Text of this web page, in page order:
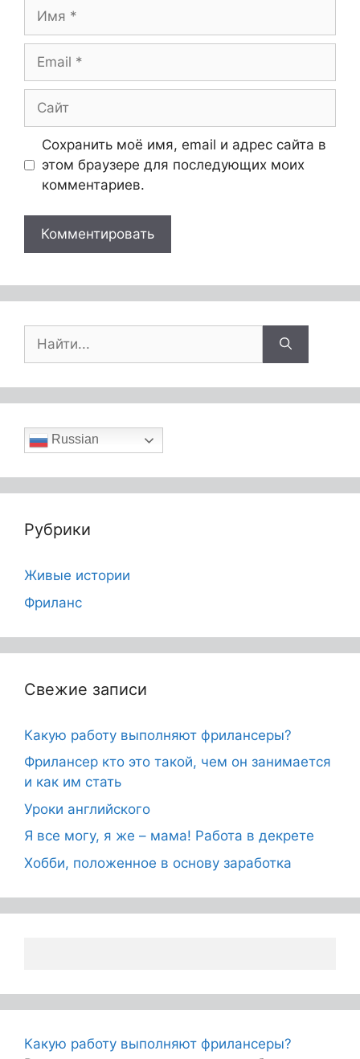
Сохранить моё имя, email и адрес сайта в
этом браузере для последующих моих
комментариев.
Russian
Рубрики
Живые истории
Фриланс
Свежие записи
Какую работу выполняют фрилансеры?
Фрилансер кто это такой, чем он занимается
и как им стать
Уроки английского
Я все могу, я же – мама! Работа в декрете
Хобби, положенное в основу заработка
Какую работу выполняют фрилансеры?